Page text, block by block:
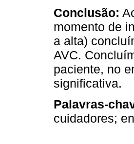
Conclusão:
momento de
a alta)
AVC.
paciente, no
significativa.
Palavras-
cuidadores;